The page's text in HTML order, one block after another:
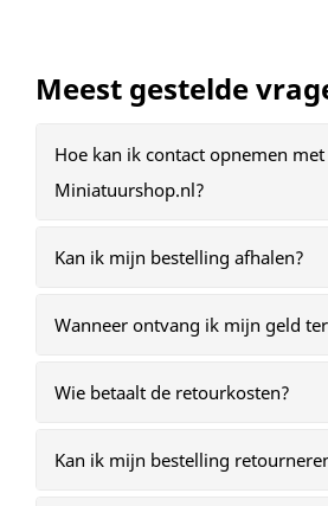
Meest gestelde
Hoe kan ik contact opnemen met
Miniatuurshop.nl?
Kan ik mijn bestelling afhalen?
Wanneer ontvang ik mijn geld
Wie betaalt de retourkosten?
Kan ik mijn bestelling